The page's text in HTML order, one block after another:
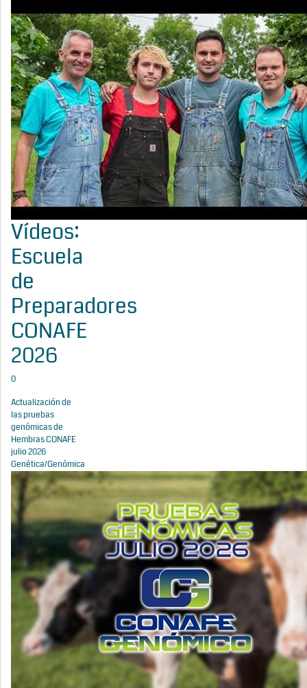
Vídeos:
Escuela
de
Preparadores
CONAFE
2026
0
Actualización de
las pruebas
genómicas de
Hembras CONAFE
julio 2026
Genética/Genómica